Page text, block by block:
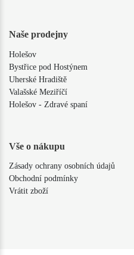
Naše prodejny
Holešov
Bystřice pod Hostýnem
Uherské Hradiště
Valašské Meziříčí
Holešov - Zdravé spaní
Vše o nákupu
Zásady ochrany osobních údajů
Obchodní podmínky
Vrátit zboží